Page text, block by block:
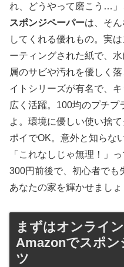
れ、どうやって磨こう…」
スポンジペーパーは、そ
してくれる優れもの。実
ーティングされた紙で、
属のサビや汚れを優しく
イトシリーズが有名で、
広く活躍。100均のプチプ
よ。環境に優しい使い捨
ポイでOK。意外と知らな
「これなしじゃ無理！」
300円前後で、初心者でも
あなたの家を輝かせましょ
まずはオンライ
Amazonでスポン
ツ